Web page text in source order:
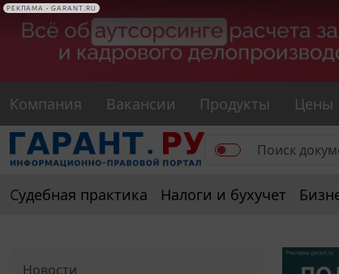
Компания Вакансии Продукты Цены
Судебная практика Налоги и бухучет
Новости
РЕКЛАМА • GARANT.RU